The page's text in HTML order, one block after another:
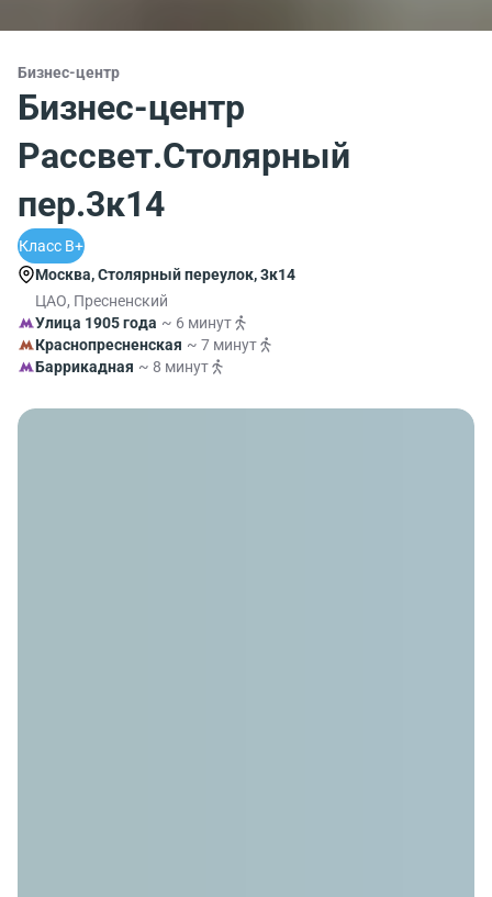
Бизнес-центр
Бизнес-центр
Рассвет.Столярный
пер.3к14
Класс B+
Москва, Столярный переулок, 3к14
ЦАО, Пресненский
Улица 1905 года ~ 6 минут
Краснопресненская ~ 7 минут
Баррикадная ~ 8 минут